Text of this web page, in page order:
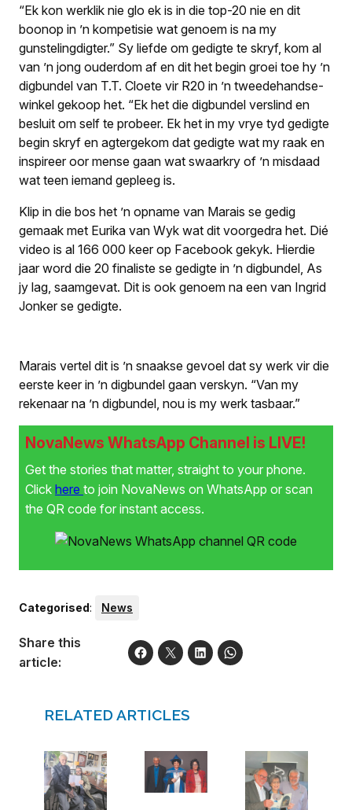
“Ek kon werklik nie glo ek is in die top-20 nie en dit
boonop in ’n kompetisie wat genoem is na my
gunstelingdigter.” Sy liefde om gedigte te skryf, kom al
van ’n jong ouderdom af en dit het begin groei toe hy ’n
digbun­del van T.T. Cloete vir R20 in ’n tweedehandse-
winkel gekoop het. “Ek het die digbundel ver­slind en
besluit om self te probeer. Ek het in my vrye tyd gedigte
begin skryf en agtergekom dat gedigte wat my raak en
inspireer oor mense gaan wat swaarkry of ’n misdaad
wat teen iemand gepleeg is.
Klip in die bos het ’n opname van Marais se gedig
gemaak met Eurika van Wyk wat dit voorgedra het. Dié
video is al 166 000 keer op Facebook gekyk. Hierdie
jaar word die 20 finaliste se gedigte in ’n digbundel, As
jy lag, saamgevat. Dit is ook genoem na een van Ingrid
Jonker se gedigte.
Marais vertel dit is ’n snaakse gevoel dat sy werk vir die
eerste keer in ’n digbundel gaan verskyn. “Van my
rekenaar na ’n digbundel, nou is my werk tasbaar.”
NovaNews WhatsApp Channel is LIVE!
Get the stories that matter, straight to your phone.
Click here to join NovaNews on WhatsApp or scan
the QR code for instant access.
Categorised: News
Share this
article:
RELATED ARTICLES